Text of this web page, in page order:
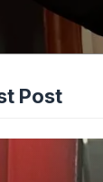
5,
di tubuh
Post